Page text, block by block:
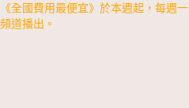
《全國費用最便宜》於本週起，每週
頻道播出。